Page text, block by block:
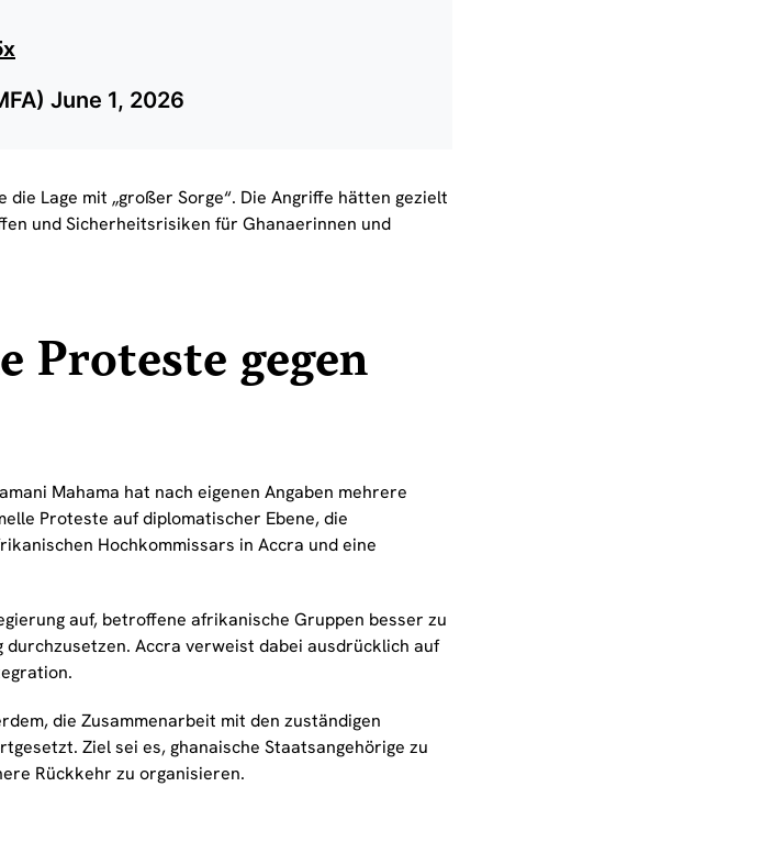
June 1, 2026
Lage mit „großer Sorge“. Die Angriffe hätten gezielt
und Sicherheitsrisiken für Ghanaerinnen und
Proteste gegen
Mahama hat nach eigenen Angaben mehrere
Proteste auf diplomatischer Ebene, die
Hochkommissars in Accra und eine
auf, betroffene afrikanische Gruppen besser zu
Accra verweist dabei ausdrücklich auf
die Zusammenarbeit mit den zuständigen
Ziel sei es, ghanaische Staatsangehörige zu
Rückkehr zu organisieren.